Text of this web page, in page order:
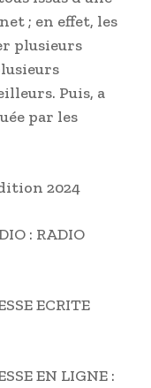
; en effet, les
plusieurs
Puis, a
par les
2024
: RADIO
ECRITE
EN LIGNE :